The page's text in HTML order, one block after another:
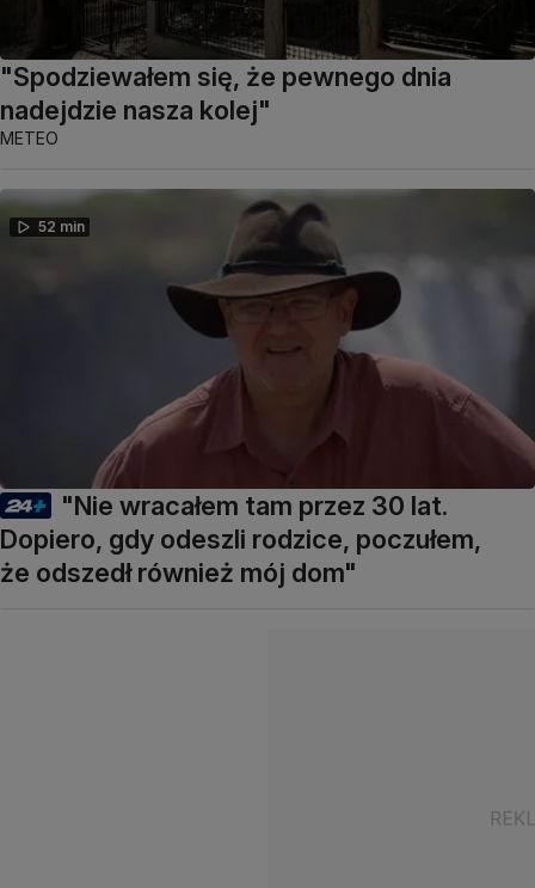
"Spodziewałem się, że pewnego dnia
nadejdzie nasza kolej"
METEO
52 min
"Nie wracałem tam przez 30 lat.
Dopiero, gdy odeszli rodzice, poczułem,
że odszedł również mój dom"